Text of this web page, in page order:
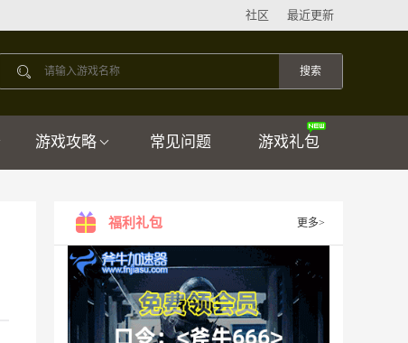
最近更新
社区
游戏攻略 常见问题 游戏礼包
福利礼包 更多>